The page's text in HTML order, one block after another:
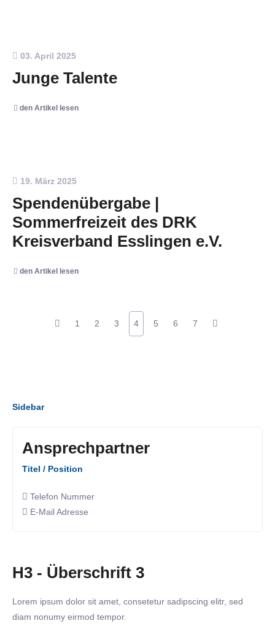
03. April 2025
Junge Talente
den Artikel lesen
19. März 2025
Spendenübergabe |
Sommerfreizeit des DRK
Kreisverband Esslingen e.V.
den Artikel lesen
1 2 3 4 5 6 7
Sidebar
Ansprechpartner
Titel / Position
Telefon Nummer
E-Mail Adresse
H3 - Überschrift 3
Lorem ipsum dolor sit amet, consetetur sadipscing elitr, sed
diam nonumy eirmod tempor.